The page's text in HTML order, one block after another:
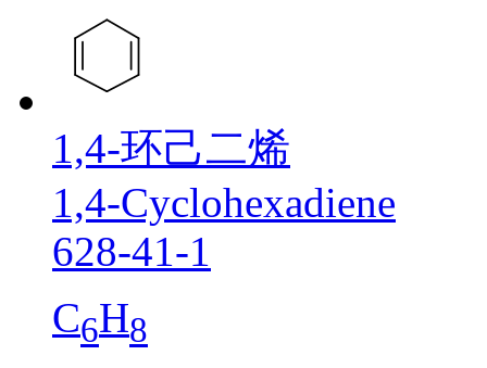
1,4-环己二烯
1,4-Cyclohexadiene
628-41-1
C6H8